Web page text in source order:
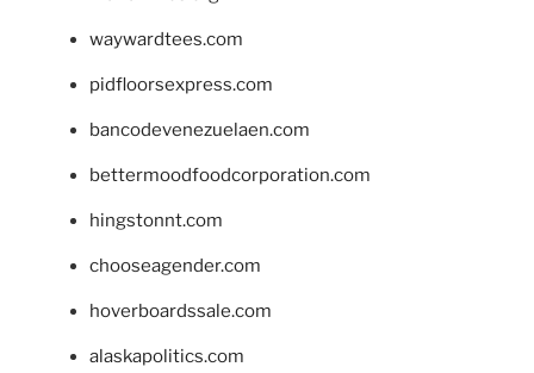
waywardtees.com
pidfloorsexpress.com
bancodevenezuelaen.com
bettermoodfoodcorporation.com
hingstonnt.com
chooseagender.com
hoverboardssale.com
alaskapolitics.com